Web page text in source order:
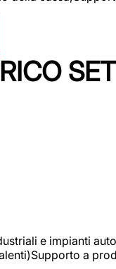
e impianti
a